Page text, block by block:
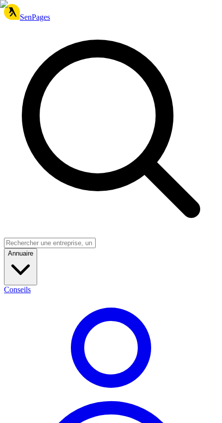
SenPages
Annuaire
Conseils